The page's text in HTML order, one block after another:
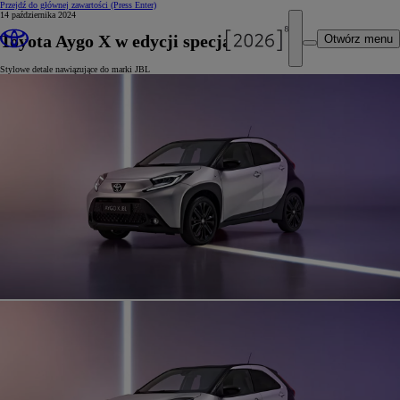
Przejdź do głównej zawartości (Press Enter)
Otwórz menu
14 października 2024
Toyota Aygo X w edycji specjalnej JBL
Stylowe detale nawiązujące do marki JBL